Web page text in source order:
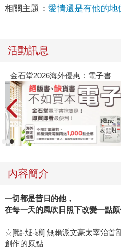
相關主題： 愛情還是有他的地
活動訊息
金石堂2026海外優惠：電子書
內容簡介
一切都是昔日的他，
在每一天的風吹日照下改變一點顏
☆[㍾-㍽-㍼] 無賴派文豪太宰治首
創作的原點